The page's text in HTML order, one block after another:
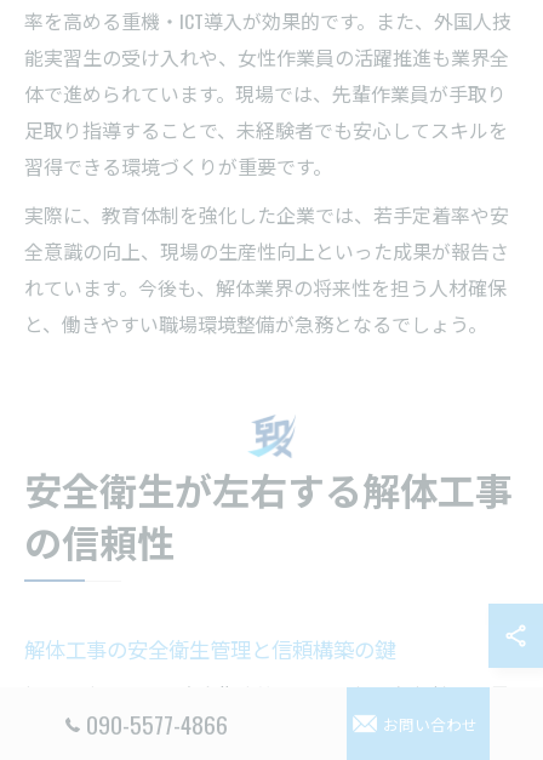
率を高める重機・ICT導入が効果的です。また、外国人技
能実習生の受け入れや、女性作業員の活躍推進も業界全
体で進められています。現場では、先輩作業員が手取り
足取り指導することで、未経験者でも安心してスキルを
習得できる環境づくりが重要です。
実際に、教育体制を強化した企業では、若手定着率や安
全意識の向上、現場の生産性向上といった成果が報告さ
れています。今後も、解体業界の将来性を担う人材確保
と、働きやすい職場環境整備が急務となるでしょう。
安全衛生が左右する解体工事
の信頼性
解体工事の安全衛生管理と信頼構築の鍵
解体工事における安全衛生管理は、現場の信頼性と業界
全体の評価を左右する重要な要素です。特に近年は、都
090-5577-4866 お問い合わせ